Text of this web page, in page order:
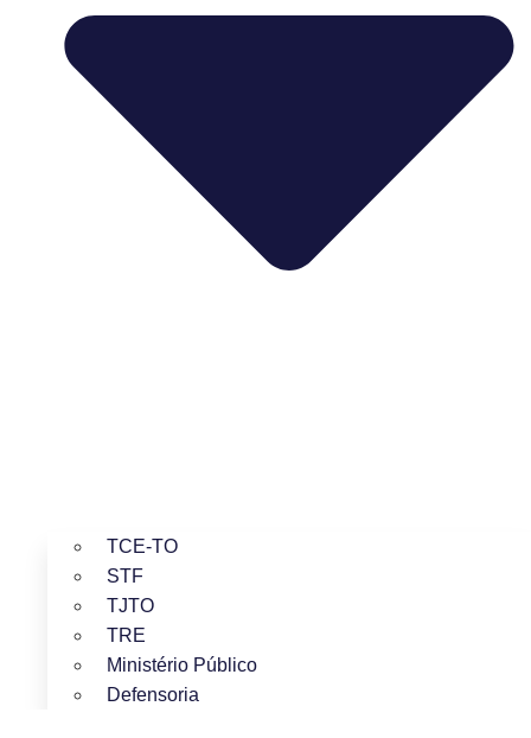
TCE-TO
STF
TJTO
TRE
Ministério Público
Defensoria